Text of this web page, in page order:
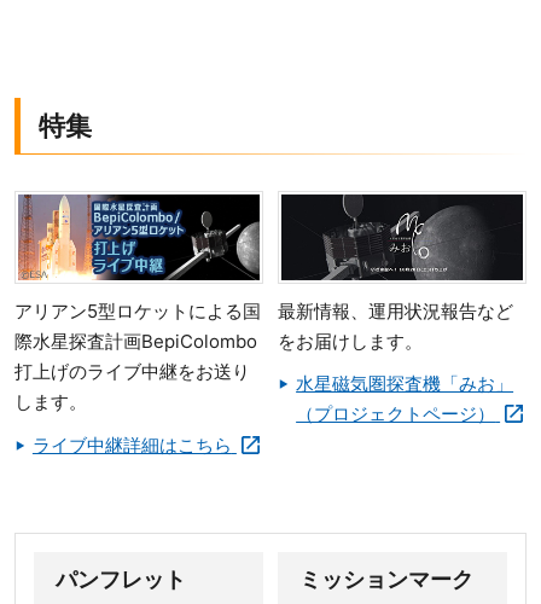
特集
アリアン5型ロケットによる国
際水星探査計画BepiColombo
打上げのライブ中継をお送り
します。
ライブ中継詳細はこちら
最新情報、運用状況報告など
をお届けします。
水星磁気圏探査機「みお」
（プロジェクトページ）
パンフレット ミッションマーク